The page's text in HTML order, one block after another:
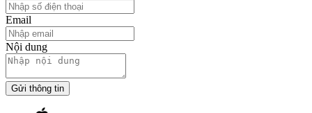
Email
Nội dung
Gửi thông tin